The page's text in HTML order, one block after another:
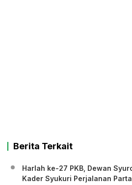
Berita Terkait
Harlah ke-27 PKB, Dewan
Kader Syukuri Perjalanan